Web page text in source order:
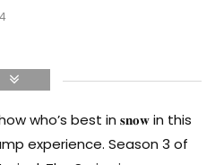
who’s best in 𝐬𝐧𝐨𝐰 in this
experience. Season 3 of